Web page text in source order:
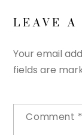
LEAVE A
Your email
fields are
Comment *